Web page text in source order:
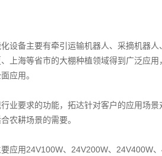
设备主要有牵引运输机器人、采摘机器
上海等省市的大棚种植领域得到广泛应
应用。
业要求的功能，拓达针对客户的应用场
农耕场景的需要。
应用24V100W、24V200W、24V400W